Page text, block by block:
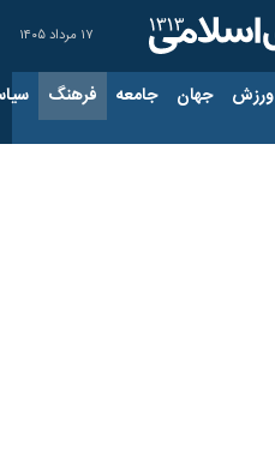
۱۷ مرداد ۱۴۰۵
ورزش جهان جامعه فرهنگ